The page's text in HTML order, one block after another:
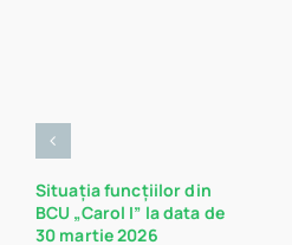
Situația funcțiilor din
BCU „Carol I” la data de
30 martie 2026